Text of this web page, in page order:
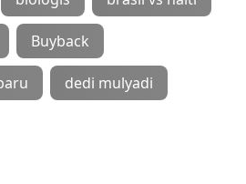
Buyback
dedi mulyadi